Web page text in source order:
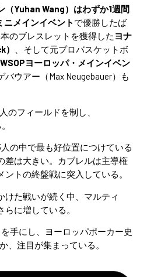
（Yuhan Wang）はわずか1週間
ニメインイベント で優勝したば
のブレスレットを獲得した ヨナ
、そして元プロバスケットボ
ヨーロッパ・メインイベン
ウアー（Max Neugebauer）も
のフィールドを制し、
の中で最も好位置につけている
差は大きい。カブレルは主導権
トの終盤戦に突入している。
けた戦いが続く中、マルティ
に増している。
手にし、ヨーロッパポーカー史
、注目が集まっている。